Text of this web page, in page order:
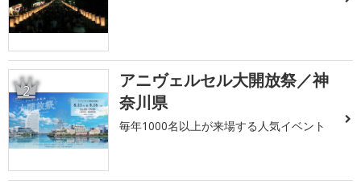
2
アニヴェルセル大開放祭／神
奈川県
毎年1000名以上が来場する人気イベント